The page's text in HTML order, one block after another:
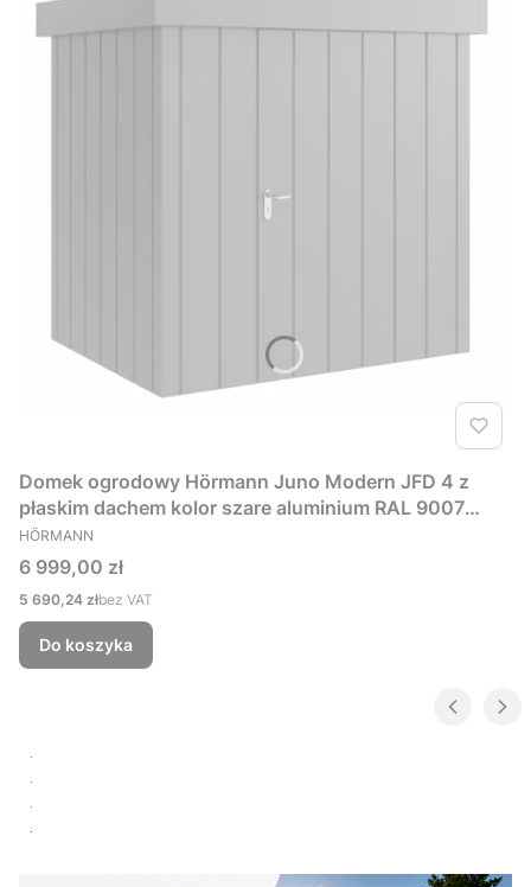
Domek ogrodowy Hörmann Juno Modern JFD 4 z
płaskim dachem kolor szare aluminium RAL 9007
229x181 cm
PRODUCENT
HÖRMANN
Cena
6 999,00 zł
Cena
5 690,24 złbez VAT
Do koszyka